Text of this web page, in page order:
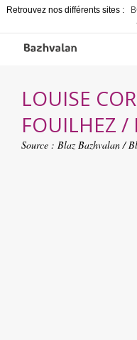
Retrouvez nos différents sites :
LOUISE
FOUILHEZ /
Source : Blaz Bazhvalan /